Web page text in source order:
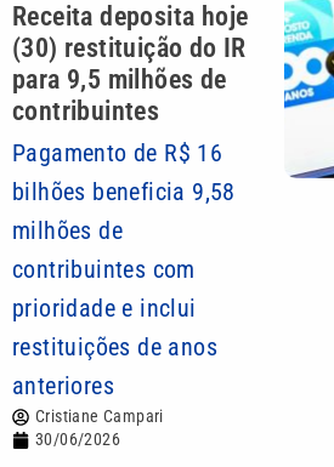
Receita deposita hoje
(30) restituição do IR
para 9,5 milhões de
contribuintes
Pagamento de R$ 16
bilhões beneficia 9,58
milhões de
contribuintes com
prioridade e inclui
restituições de anos
anteriores
Cristiane Campari
30/06/2026